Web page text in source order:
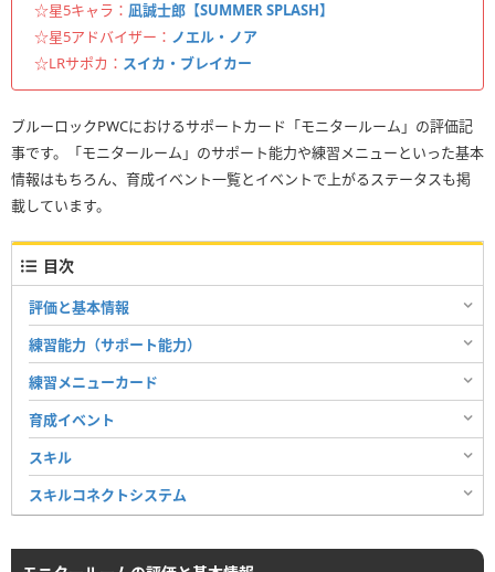
☆星5キャラ： 凪誠士郎【SUMMER SPLASH】
☆星5アドバイザー： ノエル・ノア
☆LRサポカ： スイカ・ブレイカー
ブルーロックPWCにおけるサポートカード「モニタールーム」の評価記
事です。「モニタールーム」のサポート能力や練習メニューといった基本
情報はもちろん、育成イベント一覧とイベントで上がるステータスも掲
載しています。
目次
評価と基本情報
練習能力（サポート能力）
練習メニューカード
育成イベント
スキル
スキルコネクトシステム